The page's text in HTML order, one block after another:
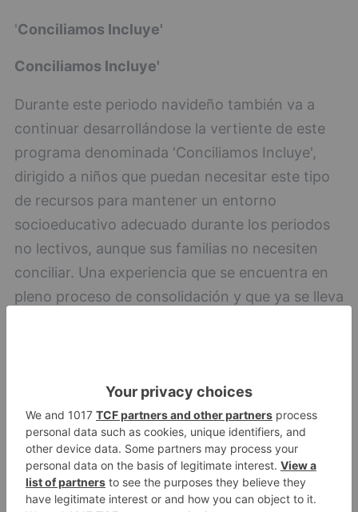
'Conciliamos Incluye'
Conciliamos Incluye'
Durante este periodo navideño también va a
continuar desarrollándose la vertiente de este
programa denominada 'Conciliamos Incluye',
dirigido a niños que puedan necesitar este tipo
de recursos para mantener un entorno
socioeducativo adecuado durante los periodos
no lectivos, aunque sus familias no necesiten
conciliar. Una experiencia que se encuentra en
pleno proceso de consolidación y que ya se lleva
Tercer Sector, que son las que trabajan en
primera línea con los menores más vulnerables.